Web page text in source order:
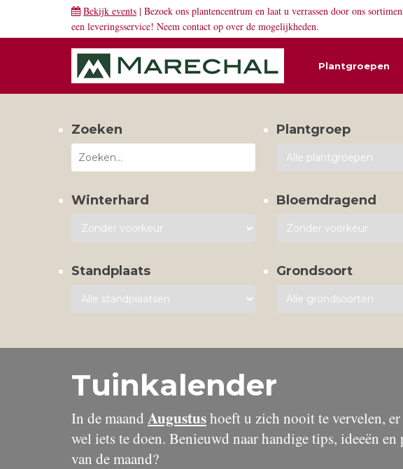
Bekijk events | Bezoek ons plantencentrum en laat u verrassen door ons
een leveringsservice! Neem contact op over de mogelijkheden.
Plantgroepen
Zoeken Plantgroep
Winterhard Bloemdragend
Standplaats Grondsoort
Tuinkalender
In de maand Augustushoeft u zich nooit te vervelen,
wel iets te doen. Benieuwd naar handige tips, ideeën en
van de maand?